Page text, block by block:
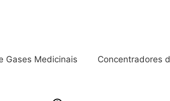
Gases Medicinais Concentradores